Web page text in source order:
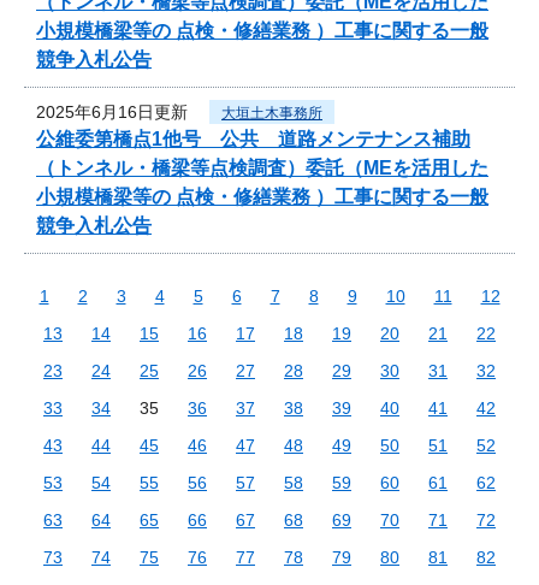
小規模橋梁等の 点検・修繕業務 ）工事に関する一般
競争入札公告
2025年6月16日更新 大垣土木事務所
公維委第橋点1他号 公共 道路メンテナンス補助
（トンネル・橋梁等点検調査）委託（MEを活用した
小規模橋梁等の 点検・修繕業務 ）工事に関する一般
競争入札公告
1 2 3 4 5 6 7 8 9 10 11
12
13
14 15 16 17 18 19 20 21
22
23
24 25 26 27 28 29 30 31
32
33
34 35 36 37 38 39 40 41
42
43
44 45 46 47 48 49 50 51
52
53
54 55 56 57 58 59 60 61
62
63
64 65 66 67 68 69 70 71
72
73
74 75 76 77 78 79 80 81
82